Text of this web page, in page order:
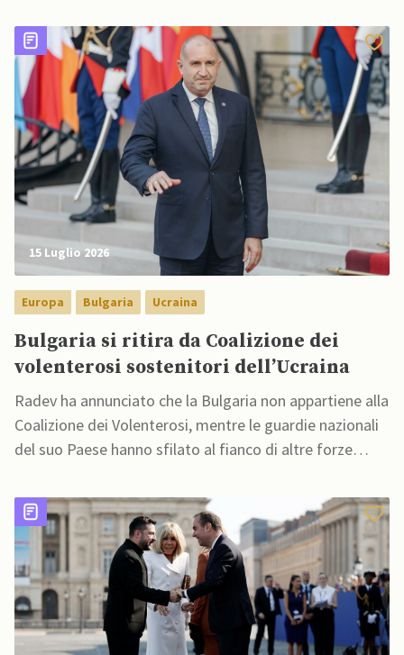
15 Luglio 2026
Europa Bulgaria Ucraina
Bulgaria si ritira da Coalizione dei
volenterosi sostenitori dell’Ucraina
Radev ha annunciato che la Bulgaria non appartiene alla
Coalizione dei Volenterosi, mentre le guardie nazionali
del suo Paese hanno sfilato al fianco di altre forze
nazionale francese